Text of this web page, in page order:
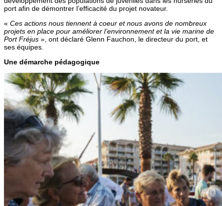
port afin de démontrer l’efficacité du projet novateur.
« Ces actions nous tiennent à coeur et nous avons de nombreux
projets en place pour améliorer l’environnement et la vie marine de
Port Fréjus », ont déclaré Glenn Fauchon, le directeur du port, et
ses équipes.
Une démarche pédagogique